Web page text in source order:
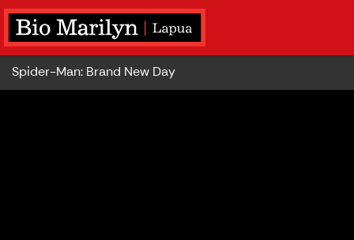
Spider-Man: Brand New Day